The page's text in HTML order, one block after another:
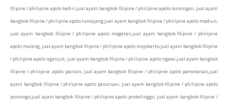
filipine / philipine apolo kediri,jual ayam bangkok filipine / philipine apolo lamongan, jual ayam
bangkok filipine / philipine apolo lumajang,jual ayam bangkok filipine / philipine apolo madiun,
jual ayam bangkok filipine / philipine apolo magetan,jual ayam bangkok filipine / philipine
apolo malang, jual ayam bangkok filipine / philipine apolo mojokerto,jual ayam bangkok filipine
/ philipine apolo nganjuk, jual ayam bangkok filipine / philipine apolo ngawi,jual ayam bangkok
filipine / philipine apolo pacitan, jual ayam bangkok filipine / philipine apolo pamekasan,jual
ayam bangkok filipine / philipine apolo pasuruan, jual ayam bangkok filipine / philipine apolo
ponorogo,jual ayam bangkok filipine / philipine apolo probolinggo, jual ayam bangkok filipine /